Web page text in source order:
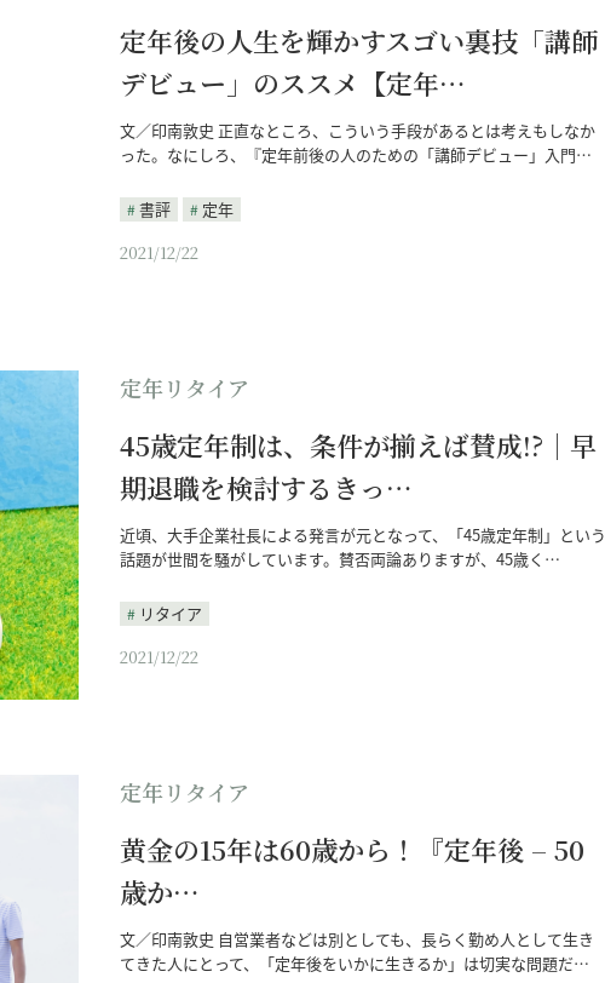
定年後の人生を輝かすスゴい裏技「講師
デビュー」のススメ【定年…
文／印南敦史 正直なところ、こういう手段があるとは考えもしなか
った。なにしろ、『定年前後の人のための「講師デビュー」入門…
書評
定年
2021/12/22
定年リタイア
45歳定年制は、条件が揃えば賛成!?｜早
期退職を検討するきっ…
近頃、大手企業社長による発言が元となって、「45歳定年制」という
話題が世間を騒がしています。賛否両論ありますが、45歳く…
リタイア
2021/12/22
定年リタイア
黄金の15年は60歳から！『定年後 – 50
歳か…
文／印南敦史 自営業者などは別としても、長らく勤め人として生き
てきた人にとって、「定年後をいかに生きるか」は切実な問題だ…